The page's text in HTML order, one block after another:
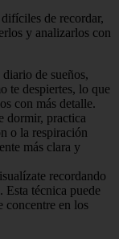
de recordar,
y analizarlos con
de sueños,
te despiertes, lo que
con más detalle.
dormir, practica
o la respiración
más clara y
recordando
Esta técnica puede
concentre en los